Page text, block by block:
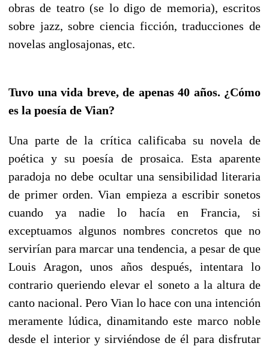
obras de teatro (se lo digo de memoria), escritos
sobre jazz, sobre ciencia ficción, traducciones de
novelas anglosajonas, etc.
Tuvo una vida breve, de apenas 40 años. ¿Cómo
es la poesía de Vian?
Una parte de la crítica calificaba su novela de
poética y su poesía de prosaica. Esta aparente
paradoja no debe ocultar una sensibilidad literaria
de primer orden. Vian empieza a escribir sonetos
cuando ya nadie lo hacía en Francia, si
exceptuamos algunos nombres concretos que no
servirían para marcar una tendencia, a pesar de que
Louis Aragon, unos años después, intentara lo
contrario queriendo elevar el soneto a la altura de
canto nacional. Pero Vian lo hace con una intención
meramente lúdica, dinamitando este marco noble
desde el interior y sirviéndose de él para disfrutar